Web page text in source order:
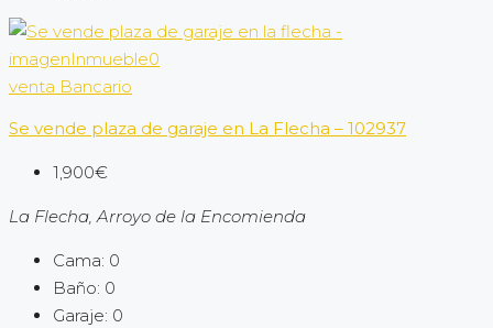
venta Bancario
Se vende plaza de garaje en La Flecha – 102937
1,900€
La Flecha, Arroyo de la Encomienda
Cama: 0
Baño: 0
Garaje: 0